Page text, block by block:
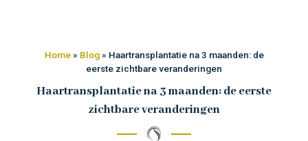
Home» Blog» Haartransplantatie na 3 maanden: de
eerste zichtbare veranderingen
Haartransplantatie na 3 maanden: de eerste
zichtbare veranderingen